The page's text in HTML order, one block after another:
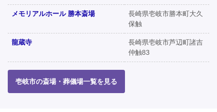
メモリアルホール 勝本斎場
長崎県壱岐市勝本町大久
保触
龍蔵寺
長崎県壱岐市芦辺町諸吉
仲触83
壱岐市の斎場・葬儀場一覧を見る